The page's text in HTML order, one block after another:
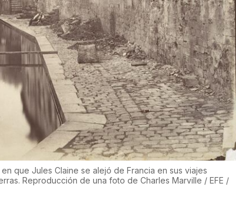
que Jules Claine se alejó de Francia en sus viajes
Reproducción de una foto de Charles Marville / EFE /